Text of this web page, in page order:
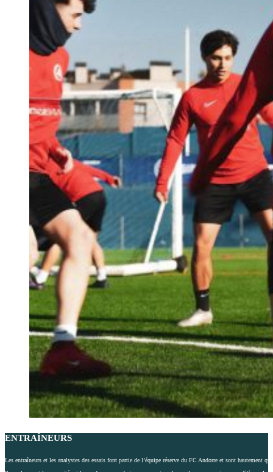
ENTRAÎNEURS
Les entraîneurs et les analystes des essais font partie de l’équipe réserve du FC Andorre et sont hautement